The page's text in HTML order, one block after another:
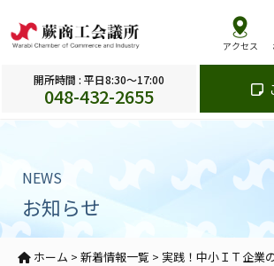
アクセス
開所時間 : 平日8:30～17:00
048-432-2655
NEWS
お知らせ
ホーム > 新着情報一覧 > 実践！中小ＩＴ企業